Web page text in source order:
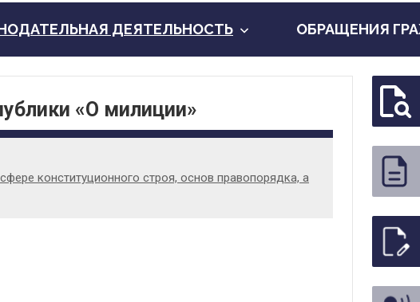
ДЕЯТЕЛЬНОСТЬ ОБРАЩЕНИЯ
«О милиции»
конституционного строя, основ правопорядка, а